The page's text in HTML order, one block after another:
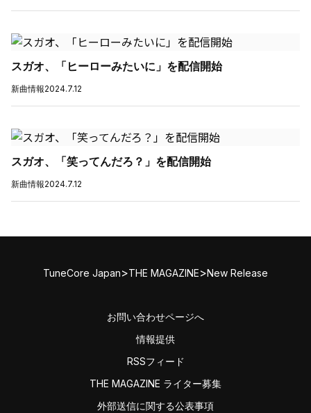
スガオ、「ヒーローみたいに」を配信開始
新曲情報2024.7.12
スガオ、「笑ってんだろ？」を配信開始
新曲情報2024.7.12
TuneCore Japan>THE MAGAZINE>New Release
お問い合わせページへ
情報提供
RSSフィード
THE MAGAZINE ライター募集
外部送信に関する公表事項